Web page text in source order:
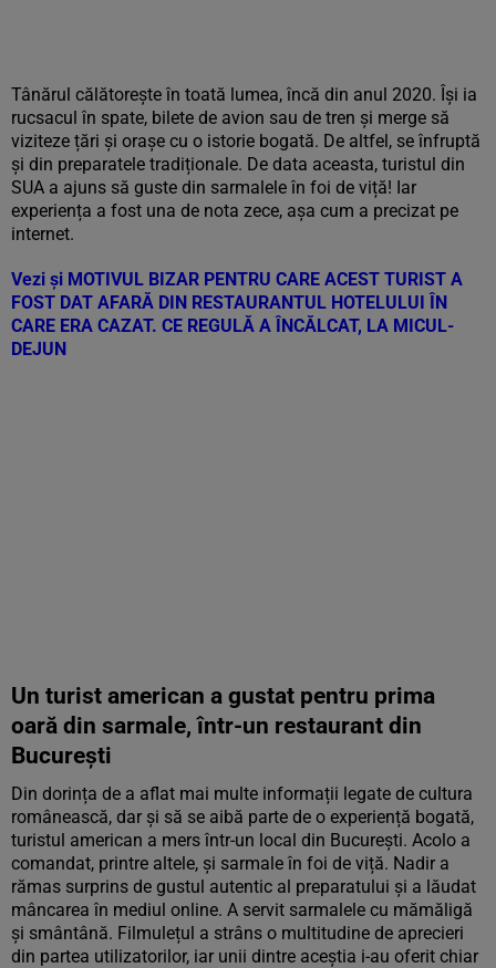
Tânărul călătorește în toată lumea, încă din anul 2020. Își ia
rucsacul în spate, bilete de avion sau de tren și merge să
viziteze țări și orașe cu o istorie bogată. De altfel, se înfruptă
și din preparatele tradiționale. De data aceasta, turistul din
SUA a ajuns să guste din sarmalele în foi de viță! Iar
experiența a fost una de nota zece, așa cum a precizat pe
internet.
Vezi și MOTIVUL BIZAR PENTRU CARE ACEST TURIST A
FOST DAT AFARĂ DIN RESTAURANTUL HOTELULUI ÎN
CARE ERA CAZAT. CE REGULĂ A ÎNCĂLCAT, LA MICUL-
DEJUN
Un turist american a gustat pentru prima
oară din sarmale, într-un restaurant din
București
Din dorința de a aflat mai multe informații legate de cultura
românească, dar și să se aibă parte de o experiență bogată,
turistul american a mers într-un local din București. Acolo a
comandat, printre altele, și sarmale în foi de viță. Nadir a
rămas surprins de gustul autentic al preparatului și a lăudat
mâncarea în mediul online. A servit sarmalele cu mămăligă
și smântână. Filmulețul a strâns o multitudine de aprecieri
din partea utilizatorilor, iar unii dintre aceștia i-au oferit chiar